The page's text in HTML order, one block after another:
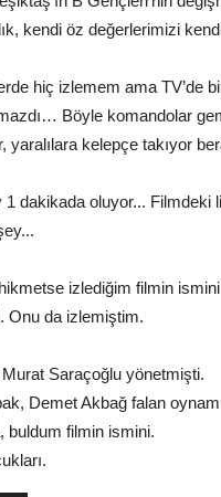
kendi öz değerlerimizi
hiç izlemem ama TV’de
Böyle komandolar
yaralılara kelepçe takıyor
1 dakikada oluyor... Filmdeki
izlediğim filmin
Onu da izlemiştim.
Saraçoğlu yönetmişti.
Demet Akbağ falan
buldum filmin ismini.